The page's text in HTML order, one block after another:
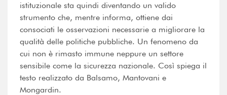
istituzionale sta quindi diventando un valido
strumento che, mentre informa, ottiene dai
consociati le osservazioni necessarie a migliorare la
qualità delle politiche pubbliche. Un fenomeno da
cui non è rimasto immune neppure un settore
sensibile come la sicurezza nazionale. Così spiega il
testo realizzato da Balsamo, Mantovani e
Mongardin.